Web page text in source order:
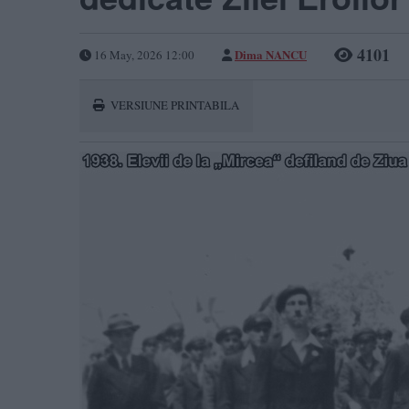
16 May, 2026 12:00 Dima NANCU 4101
VERSIUNE PRINTABILA